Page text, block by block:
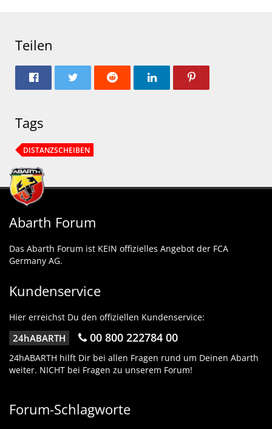
Teilen
Tags
DISTANZSCHEIBEN
Abarth Forum
Das Abarth Forum ist KEIN offizielles Angebot der FCA
Germany AG.
Kundenservice
Hier erreichst Du den offiziellen Kundenservice:
24hABARTH 00 800 222784 00
24hABARTH hilft Dir bei allen Fragen rund um Deinen Abarth
weiter. NICHT bei Fragen zu unserem Forum!
Forum-Schlagworte